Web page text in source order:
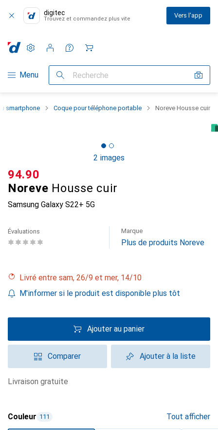
digitec
Trouvez et commandez plus vite Vers l'app
Navigation par catégorie
Menu Recherche
Paramètres
Compte client
Listes de comparaison
Listes d'envies
Panier
smartphone Coque pour téléphone portable Noreve Housse cuir
2 images
Noreve Housse cuir
Samsung Galaxy S22+ 5G
CHF
94.90
Évaluations Marque
Plus de produits Noreve
Livré entre sam, 26/9 et mer, 14/10
M'informer si le produit est disponible plus tôt
Ajouter au panier
Comparer Ajouter à la liste
livraison gratuite
Couleur 111 Tout afficher